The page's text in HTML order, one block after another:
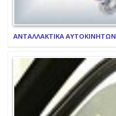
ΑΝΤΑΛΛΑΚΤΙΚΑ ΑΥΤΟΚΙΝΗΤΩΝ